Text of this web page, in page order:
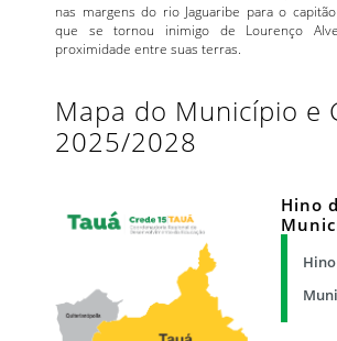
nas margens do rio Jaguaribe para o
que se tornou inimigo de Lourenço
proximidade entre suas terras.
Mapa do Município e
2025/2028
Hino